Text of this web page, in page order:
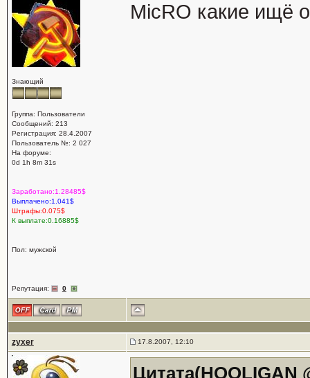
Знающий
Группа: Пользователи
Сообщений: 213
Регистрация: 28.4.2007
Пользователь №: 2 027
На форуме:
0d 1h 8m 31s
Заработано:1.28485$
Выплачено:1.041$
Штрафы:0.075$
К выплате:0.16885$
Пол: мужской
Репутация: 0
MicRO какие ищё
zyxer 17.8.2007, 12:10
Цитата(HOOLIGAN